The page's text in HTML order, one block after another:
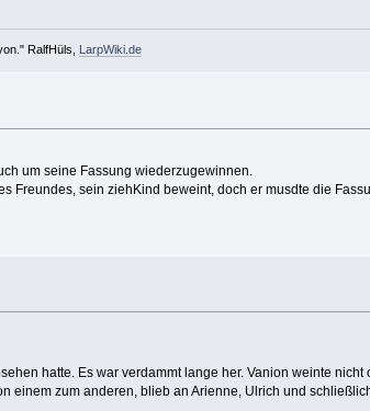
RalfHüls, LarpWiki.de
um seine Fassung wiederzugewinnen.
Freundes, sein ziehKind beweint, doch er musdte die
hatte. Es war verdammt lange her. Vanion weinte nicht
einem zum anderen, blieb an Arienne, Ulrich und